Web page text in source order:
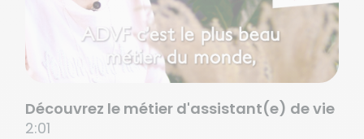
Découvrez le métier d'assistant(e) de vie
2:01